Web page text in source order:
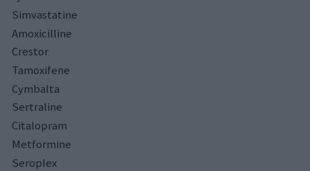
Simvastatine
Amoxicilline
Crestor
Tamoxifene
Cymbalta
Sertraline
Citalopram
Metformine
Seroplex